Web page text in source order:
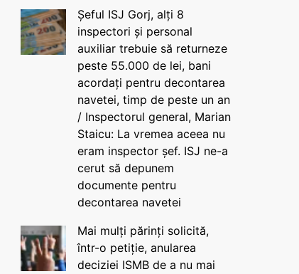
Șeful ISJ Gorj, alți 8
inspectori și personal
auxiliar trebuie să returneze
peste 55.000 de lei, bani
acordați pentru decontarea
navetei, timp de peste un an
/ Inspectorul general, Marian
Staicu: La vremea aceea nu
eram inspector șef. ISJ ne-a
cerut să depunem
documente pentru
decontarea navetei
Mai mulți părinți solicită,
într-o petiție, anularea
deciziei ISMB de a nu mai